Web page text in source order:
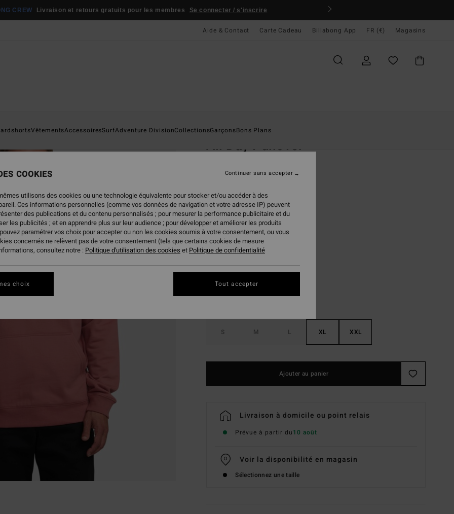
pour les membres Se connecter / s'inscrire
Aide & Contact Carte Cadeau Billabong App FR (€) Magasins
VêtementsAccessoiresSurfAdventure DivisionCollectionsGarçonsBons Plans
All Day Pullover
(7 Avis)
55,95 €
50%
27,98 €
BONS PLANS
CouleurDusty Pink
S M L XL XXL
Ajouter au panier
Livraison à domicile ou point relais
Prévue à partir du10 août
Voir la disponibilité en magasin
Sélectionnez une taille
COOKIES
utilisons des cookies ou une technologie équivalente pour stocker et/ou accéder à des
Ces informations personnelles (comme vos données de navigation et votre adresse IP) peuvent
des publications et du contenu personnalisés ; pour mesurer la performance publicitaire et du
les publicités ; et en apprendre plus sur leur audience ; pour développer et améliorer les produits
paramétrer vos choix pour accepter ou non les cookies soumis à votre consentement, ou vous
concernés ne relèvent pas de votre consentement (tels que certains cookies de mesure
consultez notre : Politique d'utilisation des cookies et Politique de confidentialité
choix
Continuer sans accepter
Tout accepter